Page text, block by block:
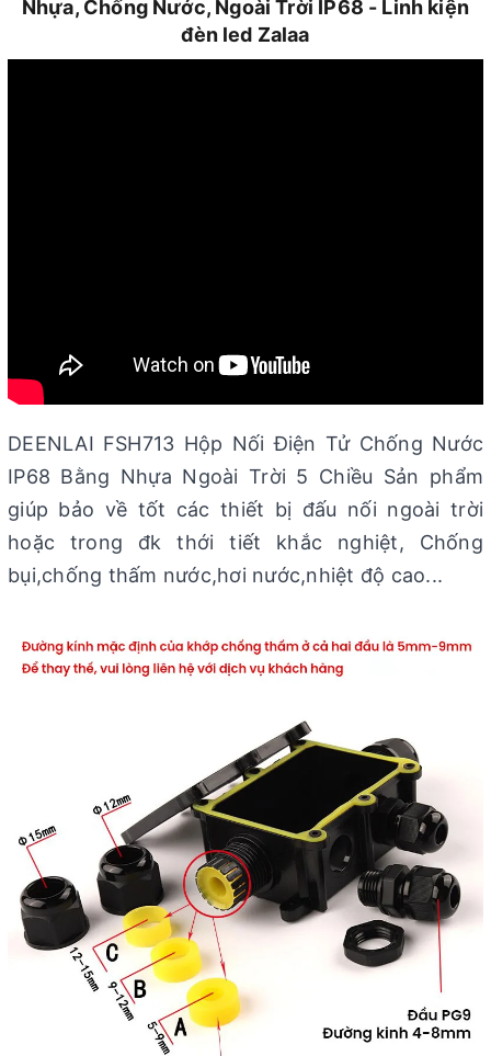
Nhựa, Chống Nước, Ngoài Trời IP68 - Linh kiện
đèn led Zalaa
DEENLAI FSH713 Hộp Nối Điện Tử Chống Nước
IP68 Bằng Nhựa Ngoài Trời 5 Chiều Sản phẩm
giúp bảo về tốt các thiết bị đấu nối ngoài trời
hoặc trong đk thới tiết khắc nghiệt, Chống
bụi,chống thấm nước,hơi nước,nhiệt độ cao...